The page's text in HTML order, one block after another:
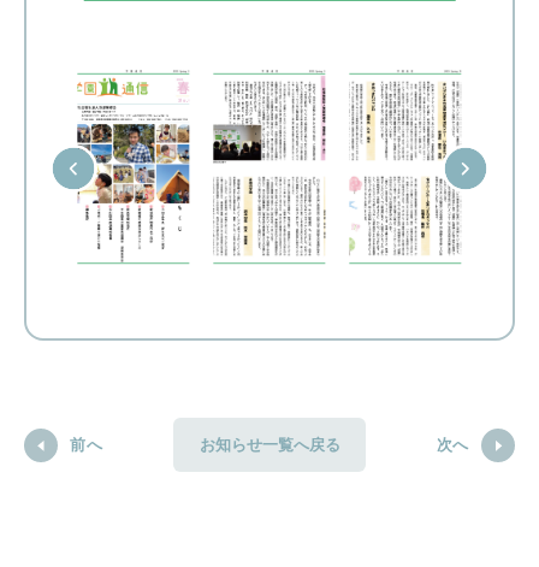
前へ お知らせ一覧へ戻る 次へ